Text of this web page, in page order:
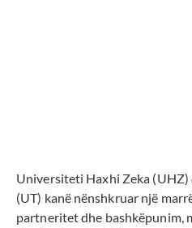
Universiteti Haxhi Zeka
(UT) kanë nënshkruar një
partneritet dhe bashkëpunim,